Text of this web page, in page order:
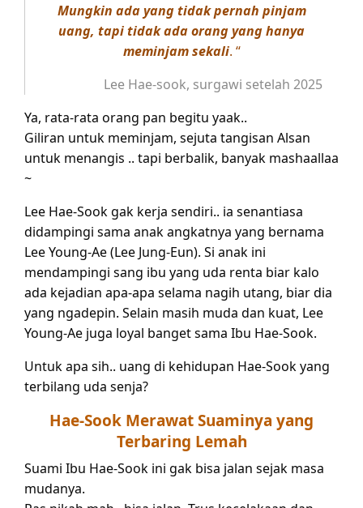
Mungkin ada yang tidak pernah pinjam
uang, tapi tidak ada orang yang hanya
meminjam sekali. “
Lee Hae-sook, surgawi setelah 2025
Ya, rata-rata orang pan begitu yaak..
Giliran untuk meminjam, sejuta tangisan Alsan
untuk menangis .. tapi berbalik, banyak mashaallaa
~
Lee Hae-Sook gak kerja sendiri.. ia senantiasa
didampingi sama anak angkatnya yang bernama
Lee Young-Ae (Lee Jung-Eun). Si anak ini
mendampingi sang ibu yang uda renta biar kalo
ada kejadian apa-apa selama nagih utang, biar dia
yang ngadepin. Selain masih muda dan kuat, Lee
Young-Ae juga loyal banget sama Ibu Hae-Sook.
Untuk apa sih.. uang di kehidupan Hae-Sook yang
terbilang uda senja?
Hae-Sook Merawat Suaminya yang
Terbaring Lemah
Suami Ibu Hae-Sook ini gak bisa jalan sejak masa
mudanya.